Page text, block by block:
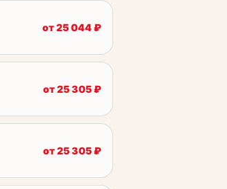
от25 044₽
от25 305₽
от25 305₽